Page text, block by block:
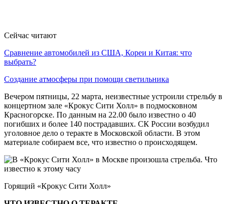
Сейчас читают
Сравнение автомобилей из США, Кореи и Китая: что
выбрать?
Создание атмосферы при помощи светильника
Вечером пятницы, 22 марта, неизвестные устроили стрельбу в
концертном зале «Крокус Сити Холл» в подмосковном
Красногорске. По данным на 22.00 было известно о 40
погибших и более 140 пострадавших. СК России возбудил
уголовное дело о теракте в Московской области. В этом
материале собираем все, что известно о происходящем.
Горящий «Крокус Сити Холл»